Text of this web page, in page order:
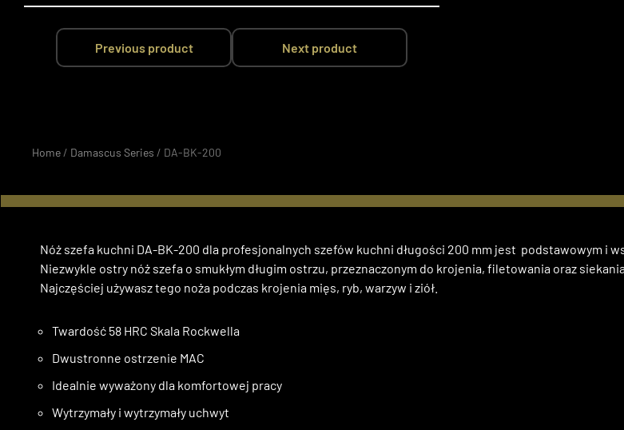
Previous product Next product
Home / Damascus Series / DA-BK-200
Nóż szefa kuchni DA-BK-200 dla profesjonalnych szefów kuchni długości 200 mm jest podstawowym i
Niezwykle ostry nóż szefa o smukłym długim ostrzu, przeznaczonym do krojenia, filetowania oraz
Najczęściej używasz tego noża podczas krojenia mięs, ryb, warzyw i ziół.
Twardość 58 HRC Skala Rockwella
Dwustronne ostrzenie MAC
Idealnie wyważony dla komfortowej pracy
Wytrzymały i wytrzymały uchwyt